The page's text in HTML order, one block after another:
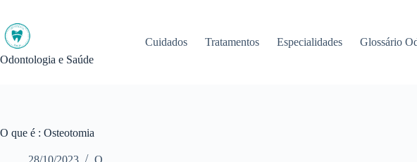
conteúdo
Odontologia e Saúde
Cuidados Tratamentos Especialidades Glossário
O que é : Osteotomia
28/10/2023 O